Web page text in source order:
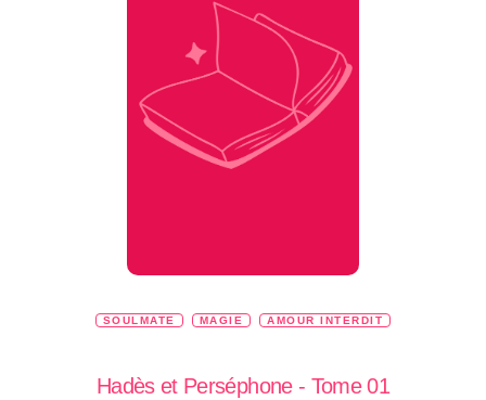
SOULMATE MAGIE AMOUR INTERDIT
Hadès et Perséphone - Tome 01